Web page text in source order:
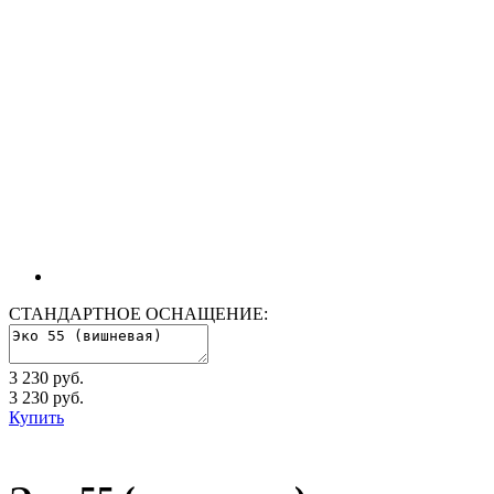
СТАНДАРТНОЕ ОСНАЩЕНИЕ:
3 230 руб.
3 230 руб.
Купить